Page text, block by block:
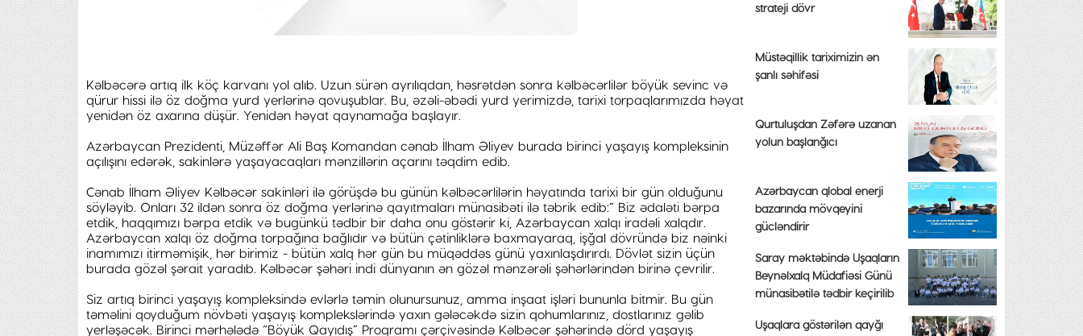
Kəlbəcərə artıq ilk köç karvanı yol alıb. Uzun sürən ayrılıqdan, həsrətdən sonra kəlbəcərlilər böyük sevinc və
qürur hissi ilə öz doğma yurd yerlərinə qovuşublar. Bu, əzəli-əbədi yurd yerimizdə, tarixi torpaqlarımızda həyat
yenidən öz axarına düşür. Yenidən həyat qaynamağa başlayır.
Azərbaycan Prezidenti, Müzəffər Ali Baş Komandan cənab İlham Əliyev burada birinci yaşayış kompleksinin
açılışını edərək, sakinlərə yaşayacaqları mənzillərin açarını təqdim edib.
Cənab İlham Əliyev Kəlbəcər sakinləri ilə görüşdə bu günün kəlbəcərlilərin həyatında tarixi bir gün olduğunu
söyləyib. Onları 32 ildən sonra öz doğma yerlərinə qayıtmaları münasibəti ilə təbrik edib:” Biz ədaləti bərpa
etdik, haqqımızı bərpa etdik və bugünkü tədbir bir daha onu göstərir ki, Azərbaycan xalqı iradəli xalqdır.
Azərbaycan xalqı öz doğma torpağına bağlıdır və bütün çətinliklərə baxmayaraq, işğal dövründə biz nəinki
inamımızı itirməmişik, hər birimiz - bütün xalq hər gün bu müqəddəs günü yaxınlaşdırırdı. Dövlət sizin üçün
burada gözəl şərait yaradıb. Kəlbəcər şəhəri indi dünyanın ən gözəl mənzərəli şəhərlərindən birinə çevrilir.
Siz artıq birinci yaşayış kompleksində evlərlə təmin olunursunuz, amma inşaat işləri bununla bitmir. Bu gün
təməlini qoyduğum növbəti yaşayış komplekslərində yaxın gələcəkdə sizin qohumlarınız, dostlarınız gəlib
yerləşəcək. Birinci mərhələdə “Böyük Qayıdış” Proqramı çərçivəsində Kəlbəcər şəhərində dörd yaşayış
strateji dövr
Müstəqillik tariximizin ən
şanlı səhifəsi
Qurtuluşdan Zəfərə uzanan
yolun başlanğıcı
Azərbaycan qlobal enerji
bazarında mövqeyini
gücləndirir
Saray məktəbində Uşaqların
Beynəlxalq Müdafiəsi Günü
münasibətilə tədbir keçirilib
Uşaqlara göstərilən qayğı